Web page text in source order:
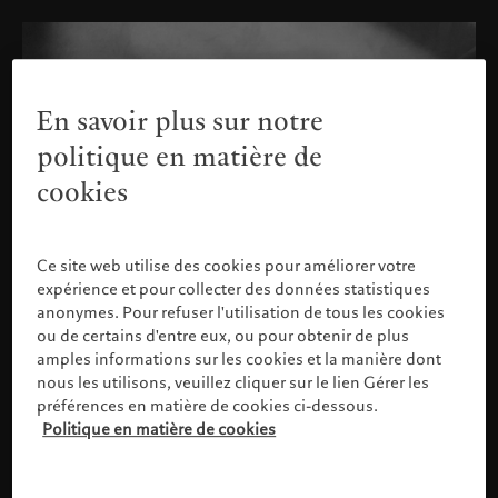
Veuillez confirmer votre profil
En savoir plus sur notre
politique en matière de
cookies
Ce site web utilise des cookies pour améliorer votre
expérience et pour collecter des données statistiques
anonymes. Pour refuser l'utilisation de tous les cookies
ou de certains d'entre eux, ou pour obtenir de plus
amples informations sur les cookies et la manière dont
nous les utilisons, veuillez cliquer sur le lien Gérer les
préférences en matière de cookies ci-dessous.
Politique en matière de cookies